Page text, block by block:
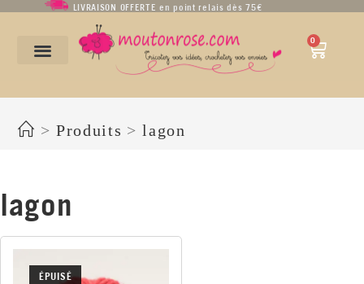
LIVRAISON OFFERTE en point relais dès 75€
0
> Produits > lagon
lagon
ÉPUISÉ